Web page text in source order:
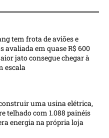
tem frota de aviões e
avaliada em quase R$ 600
jato consegue chegar à
escala
uma usina elétrica,
telhado com 1.088 painéis
energia na própria loja